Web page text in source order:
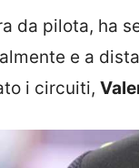
da pilota, ha
e a
i circuiti,